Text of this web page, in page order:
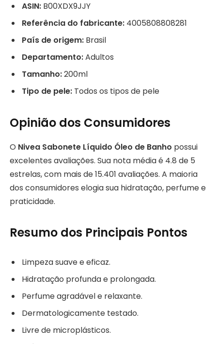
ASIN: B00XDX9JJY
Referência do fabricante: 4005808808281
País de origem: Brasil
Departamento:Adultos
Tamanho:200ml
Tipo de pele: Todos os tipos de pele
Opinião dos Consumidores
O Nivea Sabonete Líquido Óleo de Banho possui
excelentes avaliações. Sua nota média é 4.8 de 5
estrelas, com mais de 15.401 avaliações. A maioria
dos consumidores elogia sua hidratação, perfume e
praticidade.
Resumo dos Principais Pontos
Limpeza suave e eficaz.
Hidratação profunda e prolongada.
Perfume agradável e relaxante.
Dermatologicamente testado.
Livre de microplásticos.